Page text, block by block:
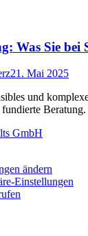
Was Sie bei
21. Mai 2025
und
ändern
Einstellungen